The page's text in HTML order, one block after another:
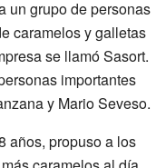
un grupo de personas
caramelos y galletas
se llamó Sasort.
importantes
y Mario Seveso.
años, propuso a los